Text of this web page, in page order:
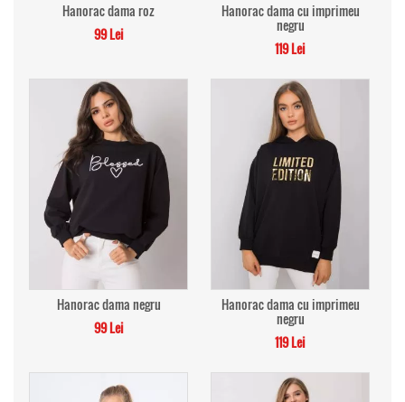
Hanorac dama roz
99 Lei
Hanorac dama cu imprimeu
negru
119 Lei
Hanorac dama negru
99 Lei
Hanorac dama cu imprimeu
negru
119 Lei